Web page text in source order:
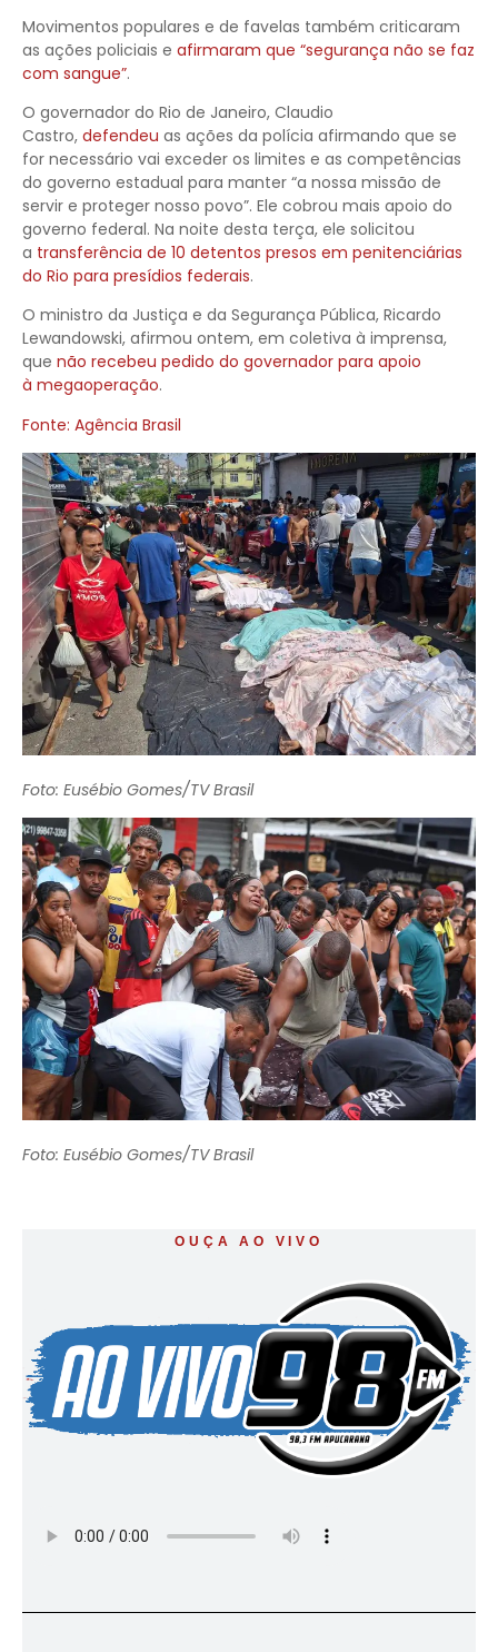
Movimentos populares e de favelas também criticaram
as ações policiais e afirmaram que “segurança não se faz
com sangue”.
O governador do Rio de Janeiro, Claudio
Castro, defendeu as ações da polícia afirmando que se
for necessário vai exceder os limites e as competências
do governo estadual para manter “a nossa missão de
servir e proteger nosso povo”. Ele cobrou mais apoio do
governo federal. Na noite desta terça, ele solicitou
a transferência de 10 detentos presos em penitenciárias
do Rio para presídios federais.
O ministro da Justiça e da Segurança Pública, Ricardo
Lewandowski, afirmou ontem, em coletiva à imprensa,
que não recebeu pedido do governador para apoio
à megaoperação.
Fonte: Agência Brasil
Foto: Eusébio Gomes/TV Brasil
Foto: Eusébio Gomes/TV Brasil
OUÇA AO VIVO